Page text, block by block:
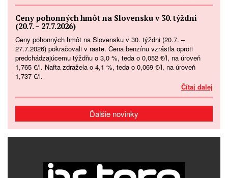
Ceny pohonných hmôt na Slovensku v 30. týždni
(20.7. – 27.7.2026)
Ceny pohonných hmôt na Slovensku v 30. týždni (20.7. –
27.7.2026) pokračovali v raste. Cena benzínu vzrástla oproti
predchádzajúcemu týždňu o 3,0 %, teda o 0,052 €/l, na úroveň
1,765 €/l. Nafta zdražela o 4,1 %, teda o 0,069 €/l, na úroveň
1,737 €/l.
Čítaj dalej
Ďalšie novinky